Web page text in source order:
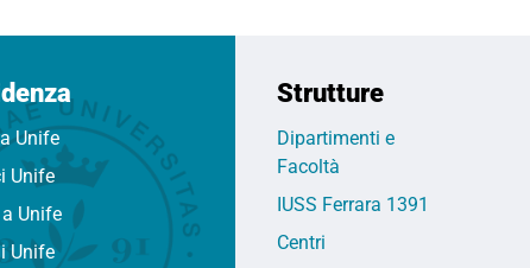
Unife
Unife
Unife
Unife
Strutture
Dipartimenti e
Facoltà
IUSS Ferrara 1391
Centri